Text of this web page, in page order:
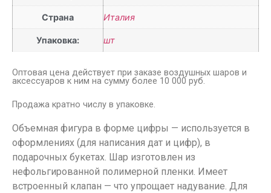
Страна Италия
Упаковка: шт
Оптовая цена действует при заказе воздушных шаров и
аксессуаров к ним на сумму более 10 000 руб.
Продажа кратно числу в упаковке.
Объемная фигура в форме цифры — используется в
оформлениях (для написания дат и цифр), в
подарочных букетах. Шар изготовлен из
нефольгированной полимерной пленки. Имеет
встроенный клапан — что упрощает надувание. Для